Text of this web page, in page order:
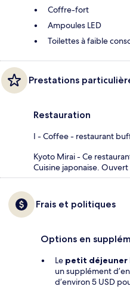
Coffre-fort
Ampoules LED
Toilettes à faible
Prestations
Restauration
I - Coffee - restaurant
Kyoto Mirai - Ce
Cuisine japonaise. Ouvert
Frais et politiques
Options en
Le petit
un supplément
d’environ 5 USD